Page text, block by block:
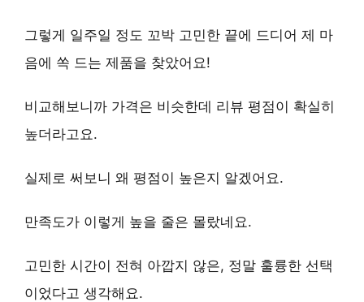
그렇게 일주일 정도 꼬박 고민한 끝에 드디어 제 마
음에 쏙 드는 제품을 찾았어요!
비교해보니까 가격은 비슷한데 리뷰 평점이 확실히
높더라고요.
실제로 써보니 왜 평점이 높은지 알겠어요.
만족도가 이렇게 높을 줄은 몰랐네요.
고민한 시간이 전혀 아깝지 않은, 정말 훌륭한 선택
이었다고 생각해요.